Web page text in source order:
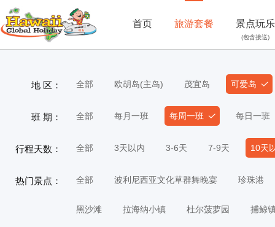
首页 旅游套餐 景点玩乐
(包含接送)
地 区： 全部 欧胡岛(主岛) 茂宜岛 可爱岛
班 期： 全部 每月一班 每周一班 每日一班
行程天数： 全部 3天以内 3-6天 7-9天 10天
热门景点： 全部 波利尼西亚文化草群舞晚宴 珍珠港
黑沙滩 拉海纳小镇 杜尔菠萝园 捕鲸